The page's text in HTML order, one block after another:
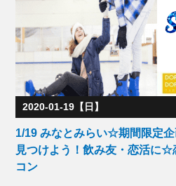
2020-01-19【日】
1/19 みなとみらい☆期間限定
見つけよう！飲み友・恋活に
コン